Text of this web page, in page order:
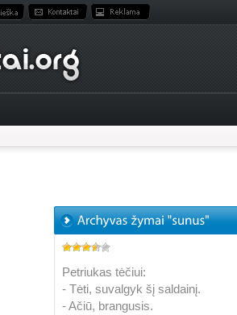
Petriukas tėčiui:
- Tėti, suvalgyk šį saldainį.
- Ačiū, brangusis.